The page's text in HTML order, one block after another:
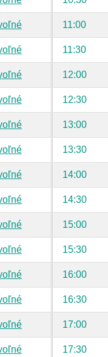
11:00
11:30
12:00
12:30
13:00
13:30
14:00
14:30
15:00
15:30
16:00
16:30
17:00
17:30